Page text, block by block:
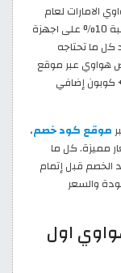
الامارات لعام
، الذي يقدّم لك خصمًا مباشرًا بنسبة 10% على اجهزة
ما تحتاجه
هواوي عبر موقع
من خصومات تصل إلى 50 % + كوبون إضافي
موقع كود خصم،
مميزة. كل ما
الخصم قبل إتمام
والسعر
اول